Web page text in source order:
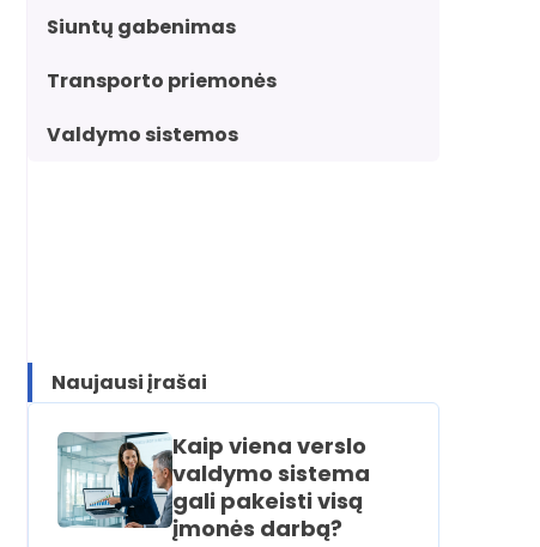
Siuntų gabenimas
Transporto priemonės
Valdymo sistemos
Naujausi įrašai
Kaip viena verslo
valdymo sistema
gali pakeisti visą
įmonės darbą?